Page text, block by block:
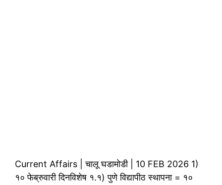
Current Affairs | चालू घडामोडी | 10 FEB 2026 1)
१० फेब्रुवारी दिनविशेष १.१) पुणे विद्यापीठ स्थापना = १०